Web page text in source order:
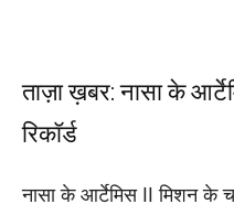
ताज़ा ख़बर: नासा के
रिकॉर्ड
नासा के आर्टेमिस II मिशन के